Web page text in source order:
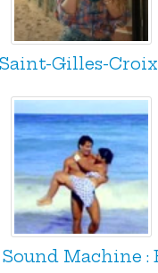
Gilles-
Machine :